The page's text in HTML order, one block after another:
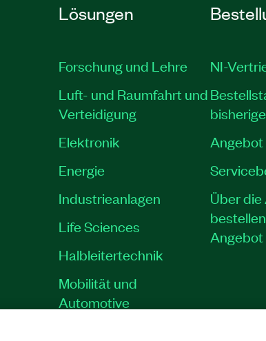
Lösungen
Forschung und Lehre
Luft- und Raumfahrt und
Verteidigung
Elektronik
Energie
Industrieanlagen
Life Sciences
Halbleitertechnik
Mobilität und
Automotive
NI-
Über